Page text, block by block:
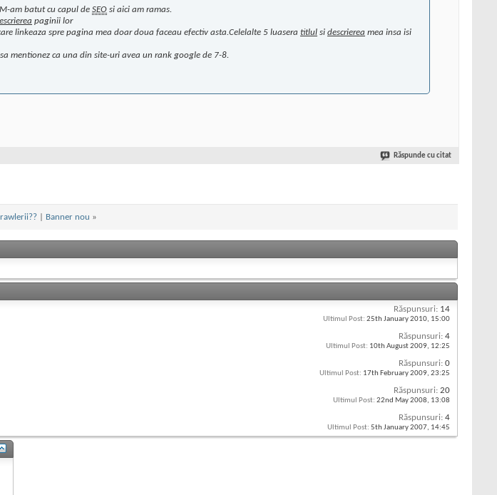
am batut cu capul de SEO si aici am ramas.
paginii lor
linkeaza spre pagina mea doar doua faceau efectiv asta.Celelalte 5 luasera titlul si descrierea mea insa isi
mentionez ca una din site-uri avea un rank google de 7-8.
Răspunde cu citat
| Banner nou »
Răspunsuri: 14
Ultimul Post: 25th January 2010, 15:00
Răspunsuri: 4
Ultimul Post: 10th August 2009, 12:25
Răspunsuri: 0
Ultimul Post: 17th February 2009, 23:25
Răspunsuri: 20
Ultimul Post: 22nd May 2008, 13:08
Răspunsuri: 4
Ultimul Post: 5th January 2007, 14:45